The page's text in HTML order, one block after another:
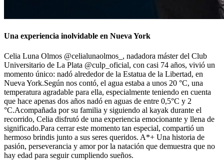
Una experiencia inolvidable en Nueva York
Celia Luna Olmos @celialunaolmos_, nadadora máster del Club
Universitario de La Plata @culp_oficial, con casi 74 años, vivió un
momento único: nadó alrededor de la Estatua de la Libertad, en
Nueva York.Según nos contó, el agua estaba a unos 20 °C, una
temperatura agradable para ella, especialmente teniendo en cuenta
que hace apenas dos años nadó en aguas de entre 0,5°С y 2
°C.Acompañada por su familia y siguiendo al kayak durante el
recorrido, Celia disfrutó de una experiencia emocionante y llena de
significado.Para cerrar este momento tan especial, compartió un
hermoso brindis junto a sus seres queridos. A*+ Una historia de
pasión, perseverancia y amor por la natación que demuestra que no
hay edad para seguir cumpliendo sueños.